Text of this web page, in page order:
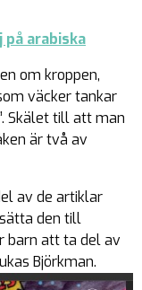
på arabiska
om kroppen,
väcker tankar
Skälet till att man
är två av
av de artiklar
den till
barn att ta del av
Björkman.